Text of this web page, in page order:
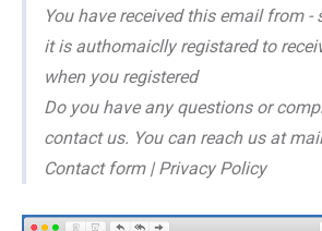
You have received this email from -
it is authomaiclly registared to
when you registered
Do you have any questions or
contact us. You can reach us at mail
Contact form | Privacy Policy